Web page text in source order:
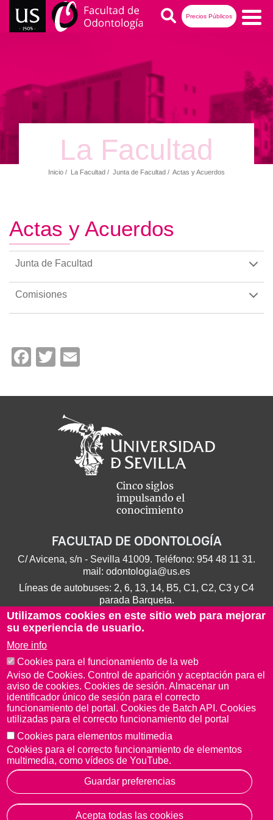
Pasar
Precios Públicos
Buscar
La Facultad
Inicio La Facultad Junta de Facultad Actas y Acuerdos
Actas y Acuerdos
Junta de Facultad
Comisiones
Facebook
Twitter
Cinco siglos
impulsando el
conocimiento
FACULTAD DE ODONTOLOGÍA
C/ Avicena, s/n - Sevilla 41009. Teléfono: 954 48 11 31.
mail: odontologia@us.es
Líneas de autobuses: 2, 6, 13, 14, B5, C1, C2, C3 y C4
parada Barqueta.
Aviso Legal Protección de datos
© Copyright 2022 Universidad de Sevilla
Utilizamos cookies en este sitio web para mejorar
su experiencia de usuario.
More info
Cookies para el funcionamiento de la web
Aviso de Cookies. Control de aparición y aceptación para el
aviso de cookies. Cookies de sesión. Almacenar un
identificador único de sesión para el correcto
funcionamiento del portal. Cookies de Batch API. Cookies
utilizadas para el correcto funcionamiento del portal
Cookies para elementos multimedia
Cookies para el correcto funcionamiento de elementos
multimedia, como vídeos de YouTube.
Guardar preferencias
Acepta todas las cookies